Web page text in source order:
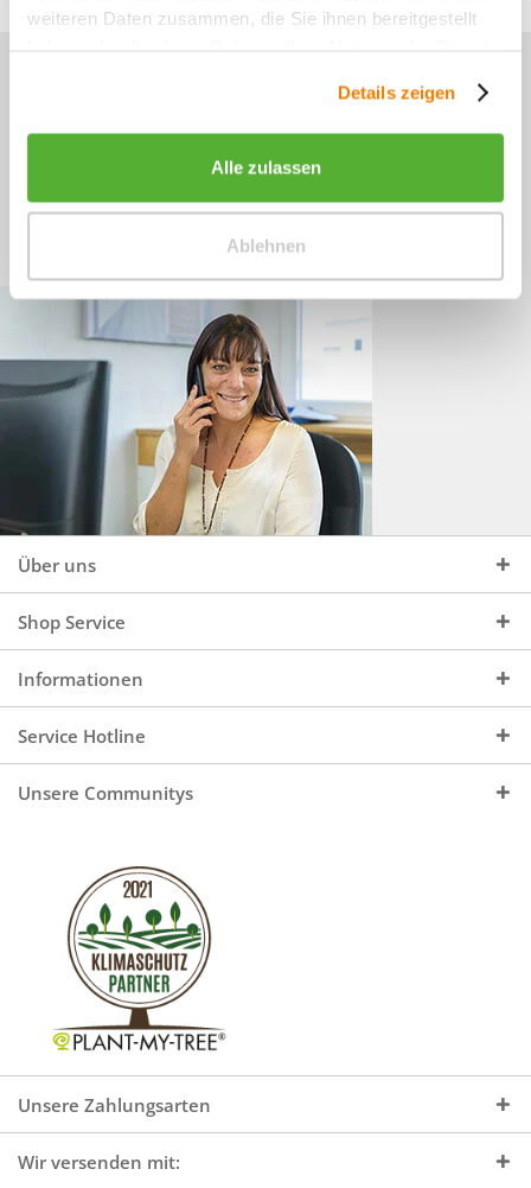
weiteren Daten zusammen, die Sie ihnen bereitgestellt
Details zeigen
Alle zulassen
Ablehnen
Sie haben Fragen zu unseren
+49 (0)4244 965 34 04
Mo - Do, 09:00 - 16:00 Uhr
und Fr, 09:00 - 13:00 Uhr
Über uns
Shop Service
Informationen
Service Hotline
Unsere Communitys
Unsere Zahlungsarten
Wir versenden mit: